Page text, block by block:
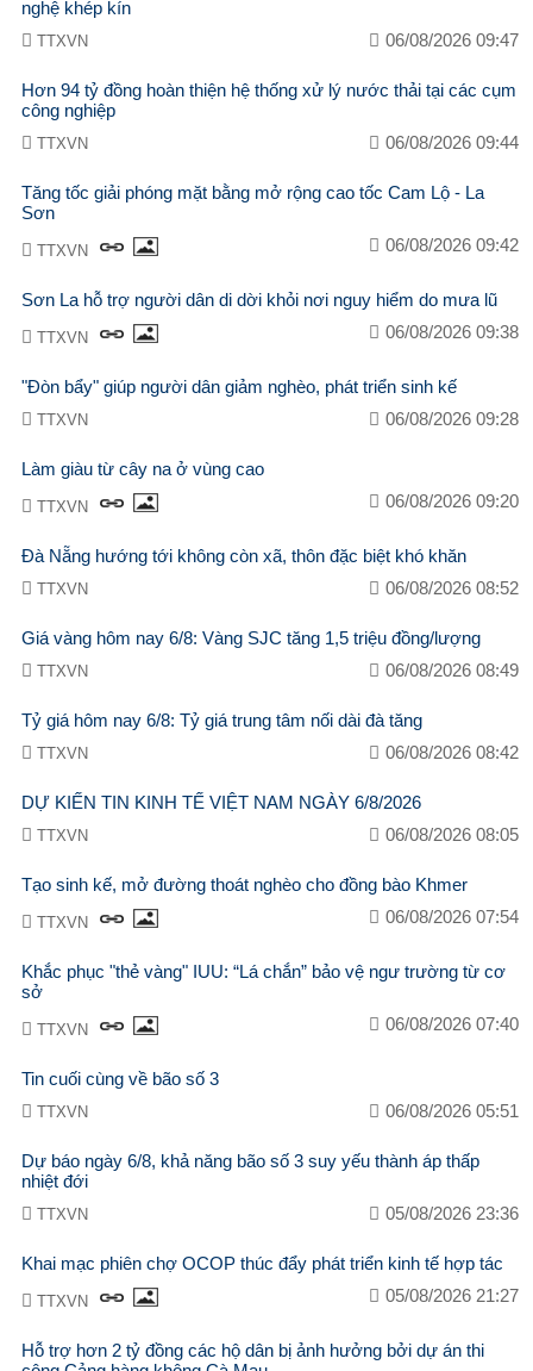
nghệ khép kín
TTXVN 06/08/2026 09:47
Hơn 94 tỷ đồng hoàn thiện hệ thống xử lý nước thải tại các cụm
công nghiệp
TTXVN 06/08/2026 09:44
Tăng tốc giải phóng mặt bằng mở rộng cao tốc Cam Lộ - La
Sơn
TTXVN 06/08/2026 09:42
Sơn La hỗ trợ người dân di dời khỏi nơi nguy hiểm do mưa lũ
TTXVN 06/08/2026 09:38
"Đòn bẩy" giúp người dân giảm nghèo, phát triển sinh kế
TTXVN 06/08/2026 09:28
Làm giàu từ cây na ở vùng cao
TTXVN 06/08/2026 09:20
Đà Nẵng hướng tới không còn xã, thôn đặc biệt khó khăn
TTXVN 06/08/2026 08:52
Giá vàng hôm nay 6/8: Vàng SJC tăng 1,5 triệu đồng/lượng
TTXVN 06/08/2026 08:49
Tỷ giá hôm nay 6/8: Tỷ giá trung tâm nối dài đà tăng
TTXVN 06/08/2026 08:42
DỰ KIẾN TIN KINH TẾ VIỆT NAM NGÀY 6/8/2026
TTXVN 06/08/2026 08:05
Tạo sinh kế, mở đường thoát nghèo cho đồng bào Khmer
TTXVN 06/08/2026 07:54
Khắc phục "thẻ vàng" IUU: “Lá chắn” bảo vệ ngư trường từ cơ
sở
TTXVN 06/08/2026 07:40
Tin cuối cùng về bão số 3
TTXVN 06/08/2026 05:51
Dự báo ngày 6/8, khả năng bão số 3 suy yếu thành áp thấp
nhiệt đới
TTXVN 05/08/2026 23:36
Khai mạc phiên chợ OCOP thúc đẩy phát triển kinh tế hợp tác
TTXVN 05/08/2026 21:27
Hỗ trợ hơn 2 tỷ đồng các hộ dân bị ảnh hưởng bởi dự án thi